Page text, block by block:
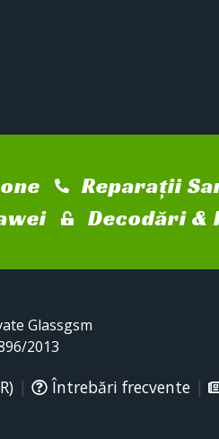
Reparații
Decodări &
Glassgsm
2013
| Întrebări frecvente |